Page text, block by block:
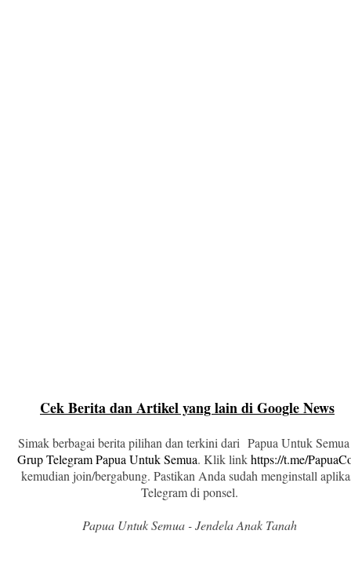
Cek Berita dan Artikel yang lain di Google News
Simak berbagai berita pilihan dan terkini dari Papua Untuk
Grup Telegram Papua Untuk Semua. Klik linkhttps://t.me/
kemudian join/bergabung. Pastikan Anda sudah menginstall
Telegram di ponsel.
Papua Untuk Semua - Jendela Anak Tanah